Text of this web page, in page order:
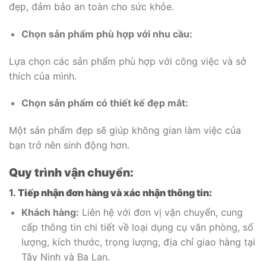
đẹp, đảm bảo an toàn cho sức khỏe.
Chọn sản phẩm phù hợp với nhu cầu:
Lựa chọn các sản phẩm phù hợp với công việc và sở
thích của mình.
Chọn sản phẩm có thiết kế đẹp mắt:
Một sản phẩm đẹp sẽ giúp không gian làm việc của
bạn trở nên sinh động hơn.
Quy trình vận chuyển:
1. Tiếp nhận đơn hàng và xác nhận thông tin:
Khách hàng: Liên hệ với đơn vị vận chuyển, cung
cấp thông tin chi tiết về loại dụng cụ văn phòng, số
lượng, kích thước, trọng lượng, địa chỉ giao hàng tại
Tây Ninh và Ba Lan.